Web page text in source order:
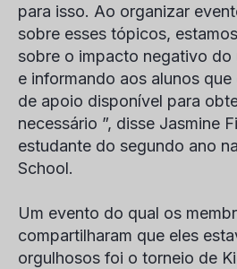
para isso. Ao organizar
sobre esses tópicos,
sobre o impacto negativo do
e informando aos alunos
de apoio disponível para
necessário ”, disse Jasmine
estudante do segundo ano
School.
Um evento do qual os
compartilharam que eles
orgulhosos foi o torneio de